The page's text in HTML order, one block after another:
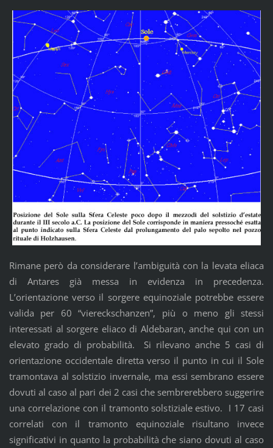
Rimane però da considerare l’ambiguità con la levata eliaca
di Antares già messa in evidenza in precedenza.
L’orientazione verso il sorgere equinoziale potrebbe essere
valida per 60 “viereckschanzen”, più o meno gli stessi
interessati al sorgere eliaco di Aldebaran, anche qui con un
elevato grado di probabilità. Si rilevano anche 5 casi di
orientazione occidentale diretta verso il punto in cui il Sole
tramontava al solstizio invernale, ma essi sembrano essere
dovuti al caso al pari dei 2 casi che sembrerebbero suggerire
una correlazione con il tramonto solstiziale estivo. I 17 casi
correlati con il tramonto equinoziale risultano invece
significativi in quanto la probabilità che siano dovuti al caso